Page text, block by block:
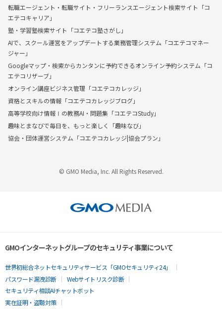
転職エージェント・転職サイト・フリーランスエージェント検索サイト「コ
エテコキャリア」
塾・学習塾検索サイト「コエテコ塾さがし」
AIで、スクール運営をアップデートする業務管理システム「コエテコマネー
ジャー」
Googleマップ・検索からカンタンに予約できるオンライン予約システム「コ
エテコリザーブ」
オンライン講座ビジネス管理「コエテコカレッジ」
資格とスキルの情報「コエテコカレッジブログ」
高等学校向け情報Ⅰの教務AI・問題集「コエテコStudy」
趣味とまなびで毎日を、もっと楽しく「趣味なび」
協会・団体運営システム「コエテコカレッジ|協会プラン」
© GMO Media, Inc. All Rights Reserved.
GMOインターネットグループのセキュリティ事業について
世界初総合ネットセキュリティサービス「GMOセキュリティ24」
パスワード漏洩診断
Webサイトリスク診断
セキュリティ相談AIチャットボット
実在証明・盗聴対策